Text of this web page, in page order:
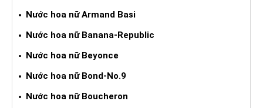
Nước hoa nữ Armand Basi
Nước hoa nữ Banana-Republic
Nước hoa nữ Beyonce
Nước hoa nữ Bond-No.9
Nước hoa nữ Boucheron